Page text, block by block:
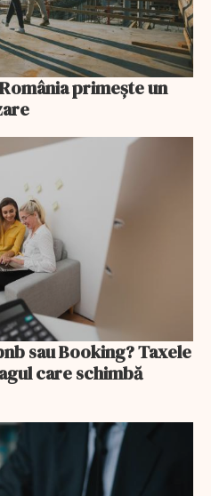
primește un
sau Booking? Taxele
care schimbă